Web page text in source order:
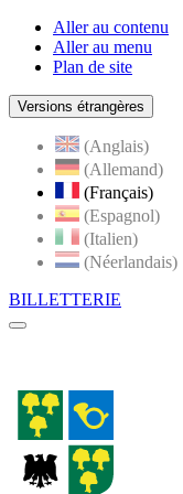
Aller au contenu
Aller au menu
Plan de site
Versions étrangères
(Anglais)
(Allemand)
(Français)
(Espagnol)
(Italien)
(Néerlandais)
BILLETTERIE
Menu